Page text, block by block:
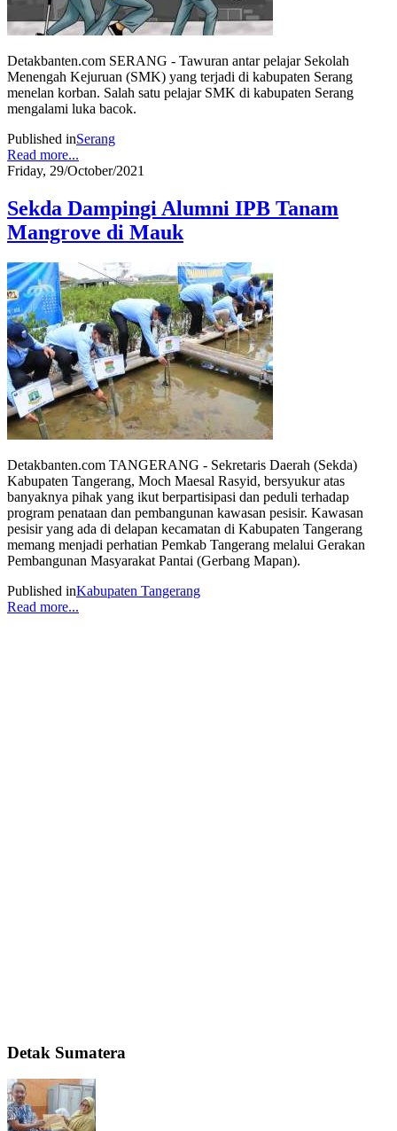
Detakbanten.com SERANG - Tawuran antar pelajar Sekolah
Menengah Kejuruan (SMK) yang terjadi di kabupaten Serang
menelan korban. Salah satu pelajar SMK di kabupaten Serang
mengalami luka bacok.
Published inSerang
Read more...
Friday, 29/October/2021
Sekda Dampingi Alumni IPB Tanam
Mangrove di Mauk
Detakbanten.com TANGERANG - Sekretaris Daerah (Sekda)
Kabupaten Tangerang, Moch Maesal Rasyid, bersyukur atas
banyaknya pihak yang ikut berpartisipasi dan peduli terhadap
program penataan dan pembangunan kawasan pesisir. Kawasan
pesisir yang ada di delapan kecamatan di Kabupaten Tangerang
memang menjadi perhatian Pemkab Tangerang melalui Gerakan
Pembangunan Masyarakat Pantai (Gerbang Mapan).
Published inKabupaten Tangerang
Read more...
Detak Sumatera